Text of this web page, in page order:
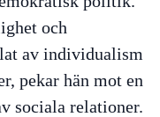
och
av individualism
pekar hän mot en
sociala relationer.